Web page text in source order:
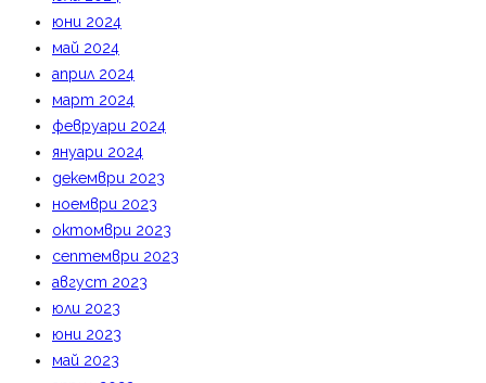
юни 2024
май 2024
април 2024
март 2024
февруари 2024
януари 2024
декември 2023
ноември 2023
октомври 2023
септември 2023
август 2023
юли 2023
юни 2023
май 2023